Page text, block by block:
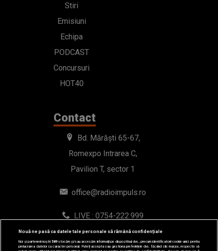
Stiri
Emisiuni
Echipa
PODCAST
Concursuri
HOT40
Contact
Bd. Mărăști 65-67,
Romexpo Intrarea C,
Pavilion T, sector 1
office@radioimpuls.ro
LIVE : 0754-222.999
WhatsApp: 0754-222.999
Nouă ne pasă ca datele tale personale să rămână confidențiale
Noi și partenerii noștri589stocăm și/sau accesăm informații pe dispozitivul dvs., precum identificatorii cookie unici pentru
prelucrarea datelor cu caracter personal. Puteți accepta sau gestiona preferințele dvs. făcând clic mai jos, respectiv vă